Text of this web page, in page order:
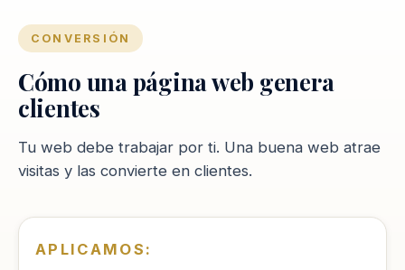
CONVERSIÓN
Cómo una página web genera
clientes
Tu web debe trabajar por ti. Una buena web atrae
visitas y las convierte en clientes.
APLICAMOS: